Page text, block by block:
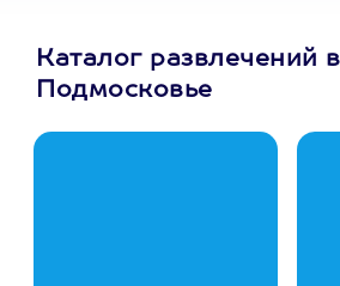
Каталог развлечений
Подмосковье